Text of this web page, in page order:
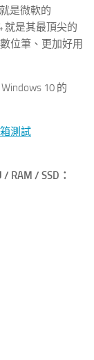
是微軟的
就是其最頂尖的
位筆、更加好用
10 的
RAM / SSD：